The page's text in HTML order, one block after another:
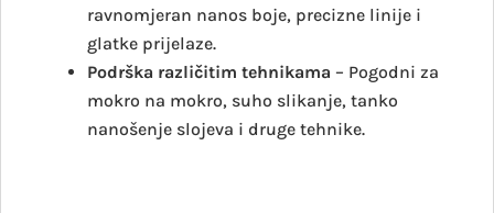
ravnomjeran nanos boje, precizne linije i
glatke prijelaze.
Podrška različitim tehnikama – Pogodni za
mokro na mokro, suho slikanje, tanko
nanošenje slojeva i druge tehnike.